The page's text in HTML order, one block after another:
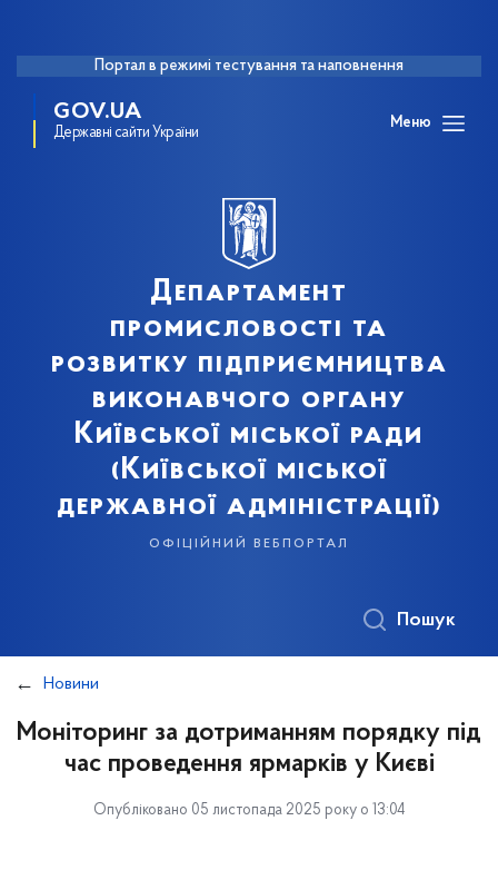
Портал в режимі тестування та наповнення
GOV.UA
Державні сайти України
Меню
Департамент
промисловості та
розвитку підприємництва
виконавчого органу
Київської міської ради
(Київської міської
державної адміністрації)
офіційний вебпортал
Пошук
Новини
Моніторинг за дотриманням порядку під
час проведення ярмарків у Києві
Опубліковано 05 листопада 2025 року о 13:04